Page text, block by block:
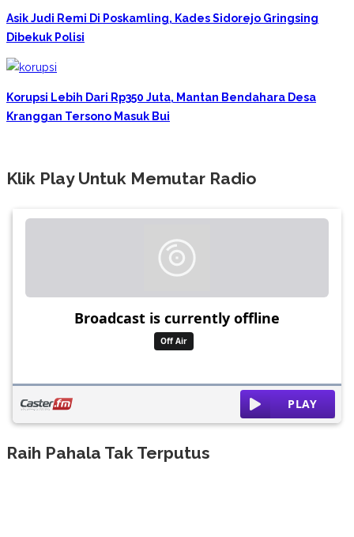
Asik Judi Remi Di Poskamling, Kades Sidorejo Gringsing
Dibekuk Polisi
Korupsi Lebih Dari Rp350 Juta, Mantan Bendahara Desa
Kranggan Tersono Masuk Bui
Klik Play Untuk Memutar Radio
Raih Pahala Tak Terputus